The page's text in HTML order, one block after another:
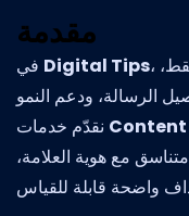
مقدمة
Digital Tips، نؤمن أن المحتوى ليس للملء أو النشر فقط،
مع هوية العلامة،